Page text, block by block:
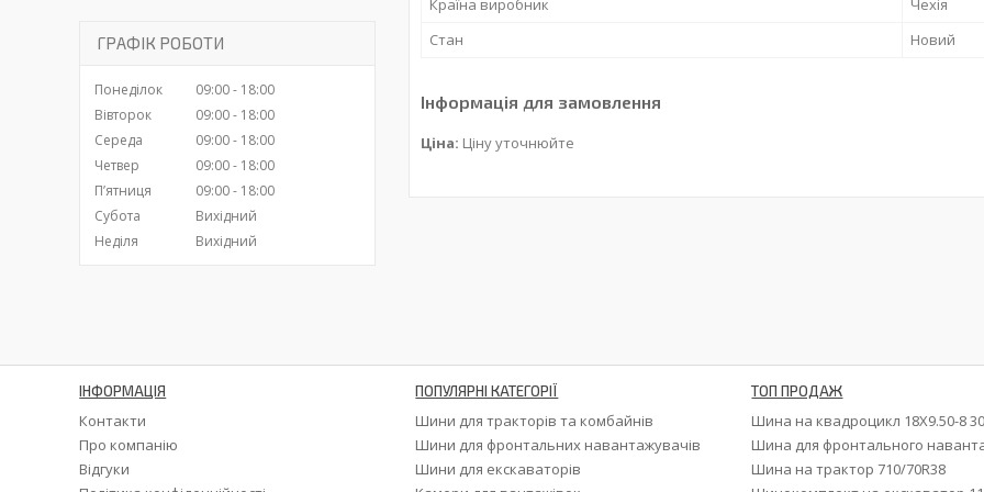
Країна виробник
Чехія
Стан
Новий
Інформація для замовлення
Ціна: Ціну уточнюйте
ГРАФІК РОБОТИ
Понеділок 09:00
18:00
Вівторок
09:00
18:00
Середа
09:00
18:00
Четвер
09:00
18:00
Пʼятниця
09:00
18:00
Субота
Вихідний
Неділя
Вихідний
ІНФОРМАЦІЯ
Контакти
Про компанію
Відгуки
ПОПУЛЯРНІ КАТЕГОРІЇ
Шини для тракторів та комбайнів
Шини для фронтальних навантажувачів
Шини для екскаваторів
ТОП ПРОДАЖ
Шина на квадроцикл 18X9.50-8
Шина для фронтального
Шина на трактор 710/70R38